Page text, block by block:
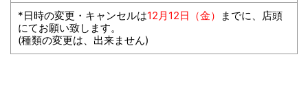
*日時の変更・キャンセルは12月12日（金）
までに、店頭
にてお願い致します。
(種類の変更は、出来ません)